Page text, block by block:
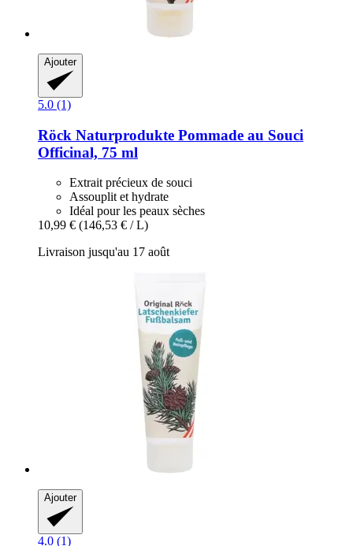
Ajouter
5.0 (1)
Röck Naturprodukte Pommade au Souci
Officinal, 75 ml
Extrait précieux de souci
Assouplit et hydrate
Idéal pour les peaux sèches
10,99 € (146,53 € / L)
Livraison jusqu'au 17 août
Ajouter
4.0 (1)